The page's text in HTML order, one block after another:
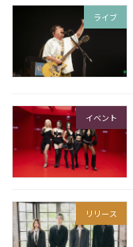
ライブ
イベント
リリース